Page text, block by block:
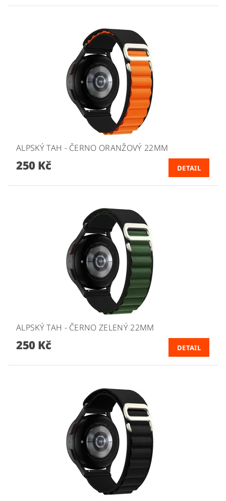
ALPSKÝ TAH - ČERNO ORANŽOVÝ 22MM
250 Kč DETAIL
ALPSKÝ TAH - ČERNO ZELENÝ 22MM
250 Kč DETAIL